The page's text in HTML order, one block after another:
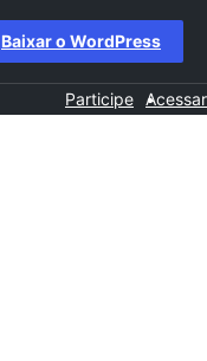
Baixar o WordPress
Participe Acessar